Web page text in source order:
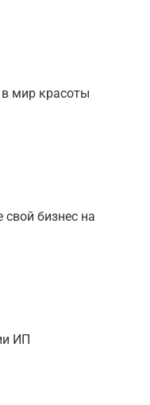
в мир красоты
бизнес на
ИП